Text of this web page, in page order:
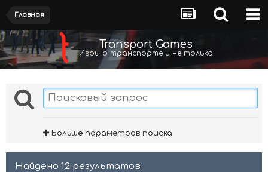
Главная
Transport Games
Игры о транспорте и не только
Больше параметров поиска
Найдено 12 результатов